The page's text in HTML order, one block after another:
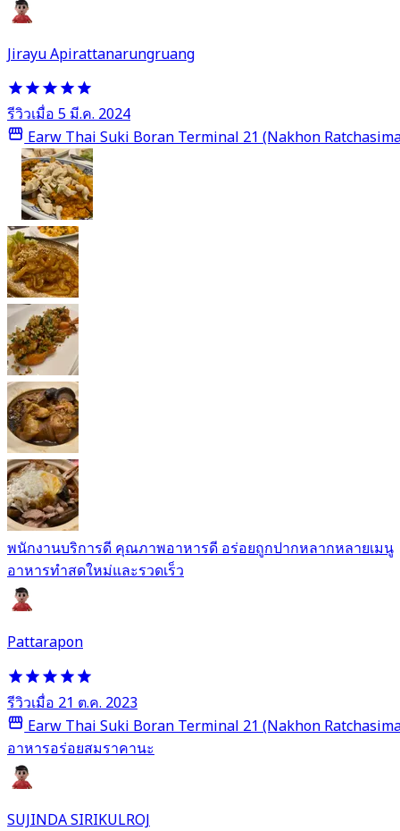
Jirayu Apirattanarungruang
รีวิวเมื่อ 5 มี.ค. 2024
Earw Thai Suki Boran Terminal 21 (Nakhon
พนักงานบริการดี คุณภาพอาหารดี อร่อยถูกปากหลากหลายเมนู
อาหารทำสดใหม่และรวดเร็ว
Pattarapon
รีวิวเมื่อ 21 ต.ค. 2023
Earw Thai Suki Boran Terminal 21 (Nakhon
อาหารอร่อยสมราคานะ
SUJINDA SIRIKULROJ